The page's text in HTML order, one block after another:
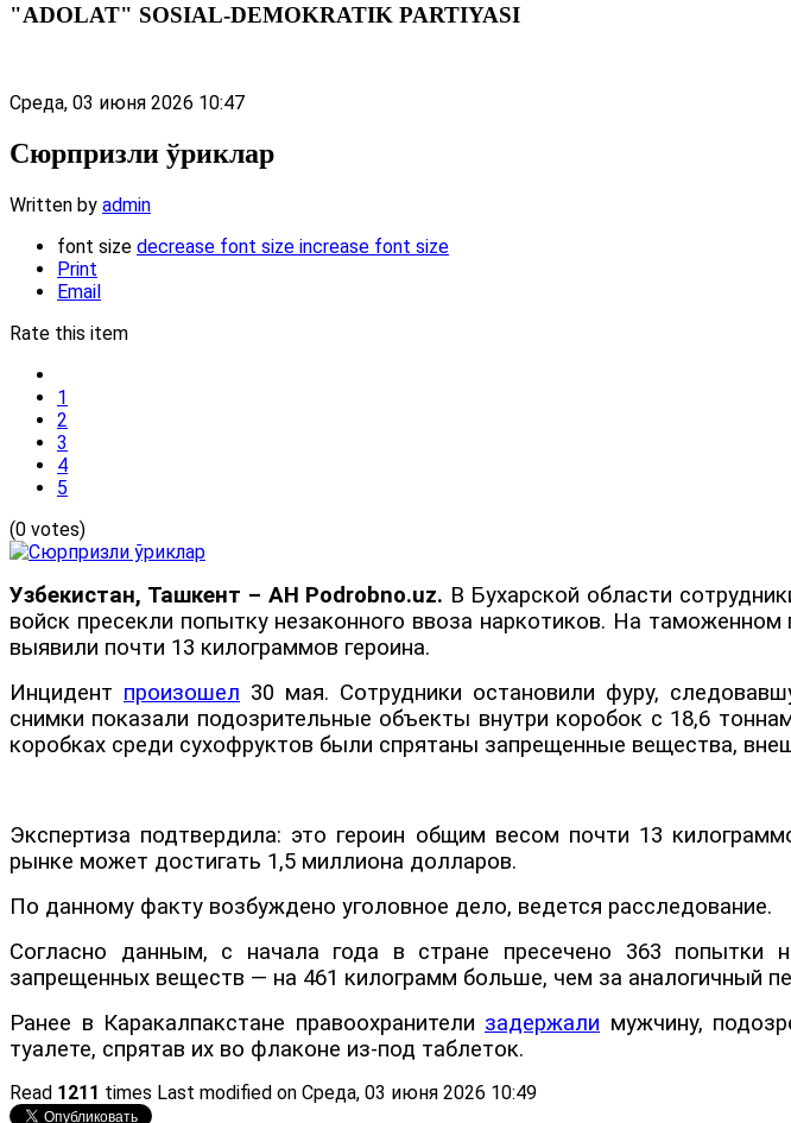
"ADOLAT" SOSIAL-DEMOKRATIK PARTIYASI
Среда, 03 июня 2026 10:47
Сюрпризли ўриклар
Written by admin
font size decrease font size increase font size
Print
Email
Rate this item
1
2
3
4
5
(0 votes)
Узбекистан, Ташкент – АН Podrobno.uz. В Бухарской области
войск пресекли попытку незаконного ввоза наркотиков. На
выявили почти 13 килограммов героина.
Инцидент произошел 30 мая. Сотрудники остановили фуру,
снимки показали подозрительные объекты внутри коробок с 18,6
коробках среди сухофруктов были спрятаны запрещенные вещества,
Экспертиза подтвердила: это героин общим весом почти 13
рынке может достигать 1,5 миллиона долларов.
По данному факту возбуждено уголовное дело, ведется расследование.
Согласно данным, с начала года в стране пресечено 363 попытки
запрещенных веществ — на 461 килограмм больше, чем за аналогичный
Ранее в Каракалпакстане правоохранители задержали мужчину,
туалете, спрятав их во флаконе из-под таблеток.
Read 1211 times Last modified on Среда, 03 июня 2026 10:49